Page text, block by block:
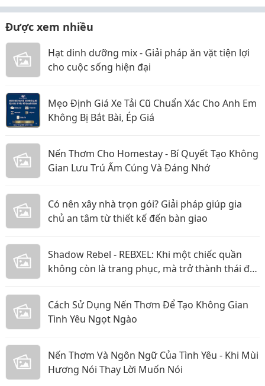
Được xem nhiều
Hạt dinh dưỡng mix - Giải pháp ăn vặt tiện lợi
cho cuộc sống hiện đại
Mẹo Định Giá Xe Tải Cũ Chuẩn Xác Cho Anh Em
Không Bị Bắt Bài, Ép Giá
Nến Thơm Cho Homestay - Bí Quyết Tạo Không
Gian Lưu Trú Ấm Cúng Và Đáng Nhớ
Có nên xây nhà trọn gói? Giải pháp giúp gia
chủ an tâm từ thiết kế đến bàn giao
Shadow Rebel - REBXEL: Khi một chiếc quần
không còn là trang phục, mà trở thành thái độ
Cách Sử Dụng Nến Thơm Để Tạo Không Gian
Tình Yêu Ngọt Ngào
Nến Thơm Và Ngôn Ngữ Của Tình Yêu - Khi Mùi
Hương Nói Thay Lời Muốn Nói